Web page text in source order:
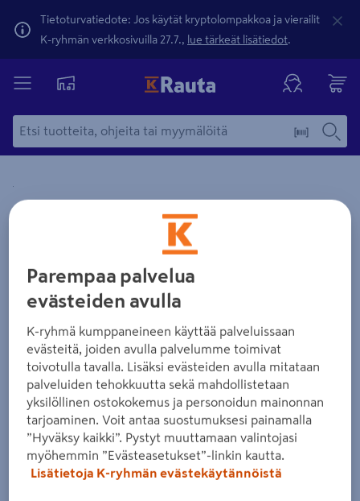
Tietoturvatiedote: Jos käytät kryptolompakkoa ja vierailit
K-ryhmän verkkosivuilla 27.7., lue tärkeät lisätiedot.
Yksityiskohtainen kuvaus löytyy Tuotteen kuvaus -
Zoomaa kuvaa sormilla kosketusnäytöllä
Parempaa palvelua
evästeiden avulla
K-ryhmä kumppaneineen käyttää palveluissaan
evästeitä, joiden avulla palvelumme toimivat
toivotulla tavalla. Lisäksi evästeiden avulla mitataan
palveluiden tehokkuutta sekä mahdollistetaan
yksilöllinen ostokokemus ja personoidun mainonnan
tarjoaminen. Voit antaa suostumuksesi painamalla
”Hyväksy kaikki”. Pystyt muuttamaan valintojasi
myöhemmin ”Evästeasetukset”-linkin kautta.
Lisätietoja K-ryhmän evästekäytännöistä